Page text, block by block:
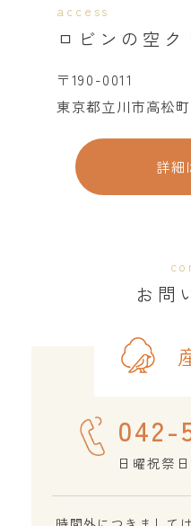
access
ロビンの空ク
〒190-0011
東京都立川市高松
詳細
お問
042-
日曜祝祭